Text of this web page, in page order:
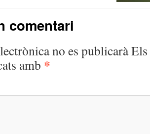
comentari
no es publicaràEls
amb *